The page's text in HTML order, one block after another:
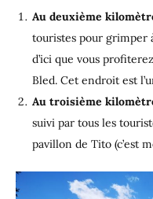
Au deuxième
touristes pour grimper
d’ici que vous
Bled. Cet endroit est
Au troisième
suivi par tous les
pavillon de Tito (c’est